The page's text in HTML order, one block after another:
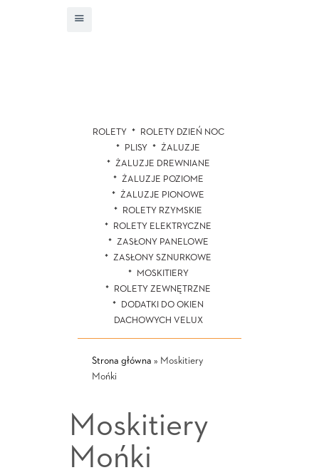
ROLETY
ROLETY DZIEŃ NOC
PLISY
ŻALUZJE
ŻALUZJE DREWNIANE
ŻALUZJE POZIOME
ŻALUZJE PIONOWE
ROLETY RZYMSKIE
ROLETY ELEKTRYCZNE
ZASŁONY PANELOWE
ZASŁONY SZNURKOWE
MOSKITIERY
ROLETY ZEWNĘTRZNE
DODATKI DO OKIEN
DACHOWYCH VELUX
Strona główna » Moskitiery
Mońki
Moskitiery
Mońki